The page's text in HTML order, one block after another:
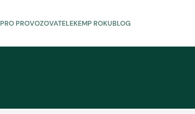
PRO PROVOZOVATELEKEMP ROKUBLOG